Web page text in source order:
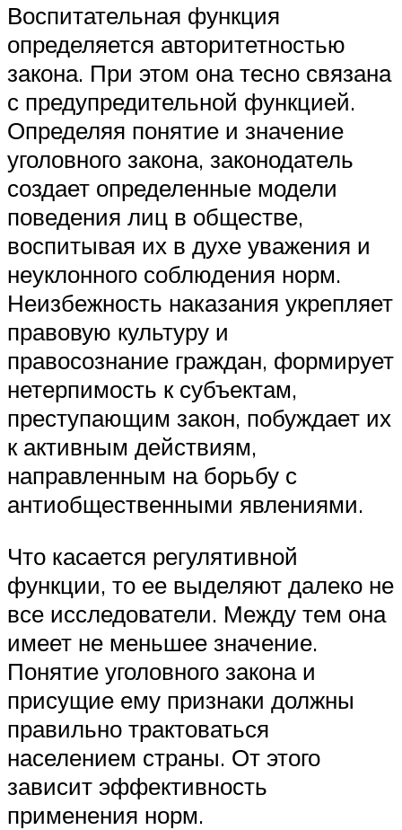
Воспитательная функция
определяется авторитетностью
закона. При этом она тесно связана
с предупредительной функцией.
Определяя понятие и значение
уголовного закона, законодатель
создает определенные модели
поведения лиц в обществе,
воспитывая их в духе уважения и
неуклонного соблюдения норм.
Неизбежность наказания укрепляет
правовую культуру и
правосознание граждан, формирует
нетерпимость к субъектам,
преступающим закон, побуждает их
к активным действиям,
направленным на борьбу с
антиобщественными явлениями.
Что касается регулятивной
функции, то ее выделяют далеко не
все исследователи. Между тем она
имеет не меньшее значение.
Понятие уголовного закона и
присущие ему признаки должны
правильно трактоваться
населением страны. От этого
зависит эффективность
применения норм.